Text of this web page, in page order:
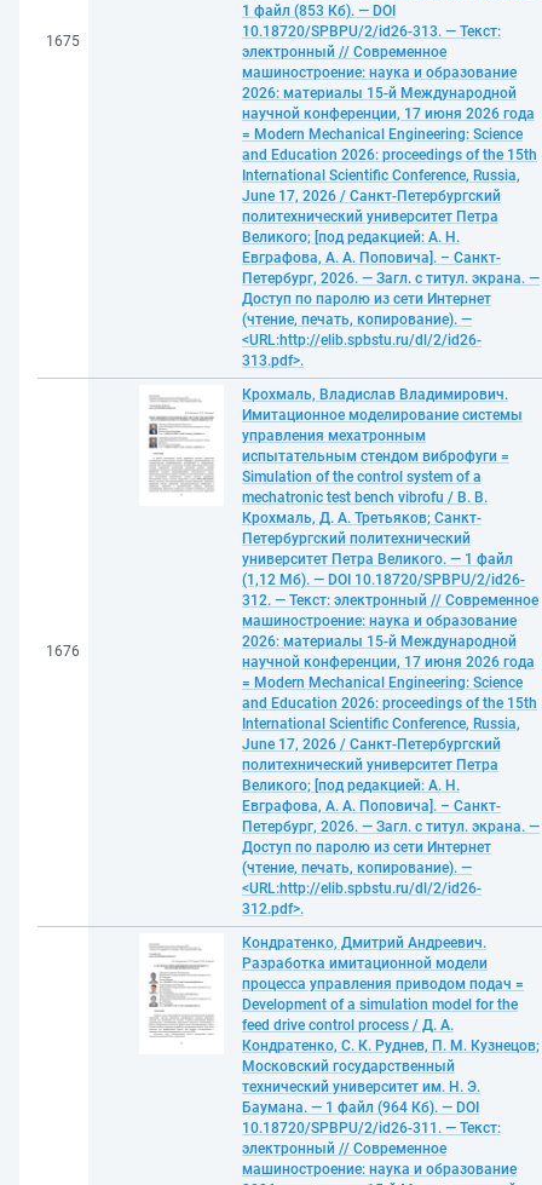
1675
1 файл (853 Кб). — DOI
10.18720/SPBPU/2/id26-313. — Текст:
электронный // Современное
машиностроение: наука и образование
2026: материалы 15-й Международной
научной конференции, 17 июня 2026 года
= Modern Mechanical Engineering: Science
and Education 2026: proceedings of the 15th
International Scientific Conference, Russia,
June 17, 2026 / Санкт-Петербургский
политехнический университет Петра
Великого; [под редакцией: А. Н.
Евграфова, А. А. Поповича]. – Санкт-
Петербург, 2026. — Загл. с титул. экрана. —
Доступ по паролю из сети Интернет
(чтение, печать, копирование). —
<URL:http://elib.spbstu.ru/dl/2/id26-
313.pdf>.
1676
Крохмаль, Владислав Владимирович.
Имитационное моделирование системы
управления мехатронным
испытательным стендом виброфуги =
Simulation of the control system of a
mechatronic test bench vibrofu / В. В.
Крохмаль, Д. А. Третьяков; Санкт-
Петербургский политехнический
университет Петра Великого. — 1 файл
(1,12 Мб). — DOI 10.18720/SPBPU/2/id26-
312. — Текст: электронный // Современное
машиностроение: наука и образование
2026: материалы 15-й Международной
научной конференции, 17 июня 2026 года
= Modern Mechanical Engineering: Science
and Education 2026: proceedings of the 15th
International Scientific Conference, Russia,
June 17, 2026 / Санкт-Петербургский
политехнический университет Петра
Великого; [под редакцией: А. Н.
Евграфова, А. А. Поповича]. – Санкт-
Петербург, 2026. — Загл. с титул. экрана. —
Доступ по паролю из сети Интернет
(чтение, печать, копирование). —
<URL:http://elib.spbstu.ru/dl/2/id26-
312.pdf>.
Кондратенко, Дмитрий Андреевич.
Разработка имитационной модели
процесса управления приводом подач =
Development of a simulation model for the
feed drive control process / Д. А.
Кондратенко, С. К. Руднев, П. М. Кузнецов;
Московский государственный
технический университет им. Н. Э.
Баумана. — 1 файл (964 Кб). — DOI
10.18720/SPBPU/2/id26-311. — Текст:
электронный // Современное
машиностроение: наука и образование